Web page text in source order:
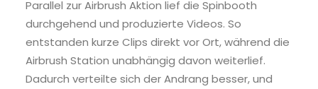
Parallel zur Airbrush Aktion lief die Spinbooth
durchgehend und produzierte Videos. So
entstanden kurze Clips direkt vor Ort, während die
Airbrush Station unabhängig davon weiterlief.
Dadurch verteilte sich der Andrang besser, und